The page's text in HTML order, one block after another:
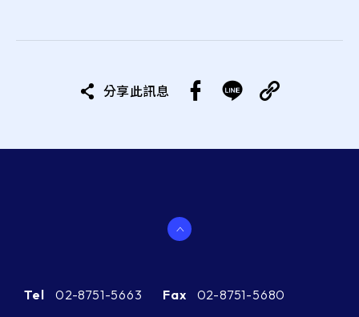
分享此訊息
Tel 02-8751-5663 Fax
02-8751-5680